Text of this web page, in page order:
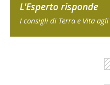
L'Esperto risponde
I consigli di Terra e Vita